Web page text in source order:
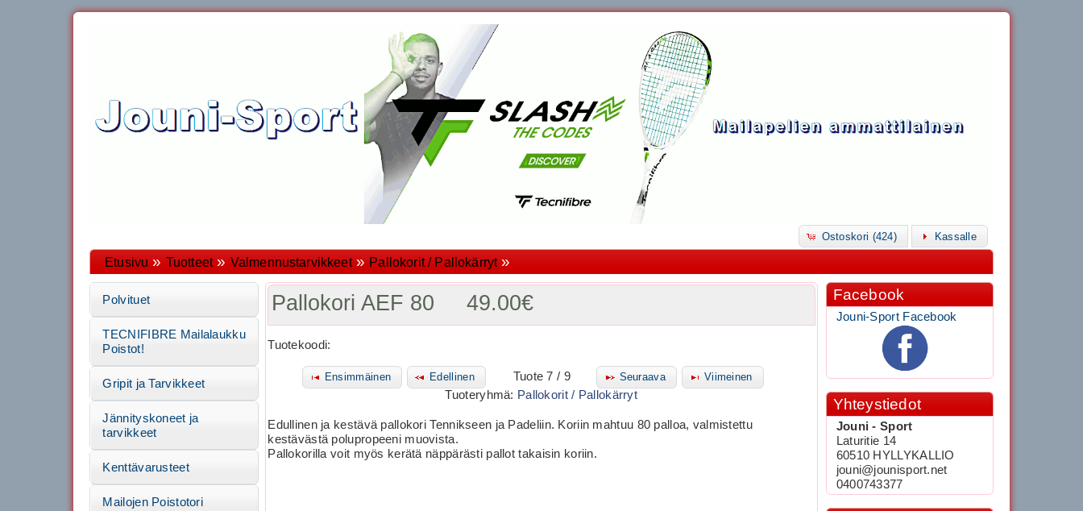
Ostoskori (424) Kassalle
Etusivu » Tuotteet» Valmennustarvikkeet» Pallokorit / Pallokärryt»
Pallokori AEF 80 49.00€
Tuotekoodi:
Ensimmäinen Edellinen Tuote 7 / 9 Seuraava Viimeinen
Tuoteryhmä: Pallokorit / Pallokärryt
Edullinen ja kestävä pallokori Tennikseen ja Padeliin. Koriin mahtuu 80 palloa, valmistettu
kestävästä polupropeeni muovista.
Pallokorilla voit myös kerätä näppärästi pallot takaisin koriin.
Polvituet
TECNIFIBRE Mailalaukku
Poistot!
Gripit ja Tarvikkeet
Jännityskoneet ja
tarvikkeet
Kenttävarusteet
Mailojen Poistotori
Facebook
Jouni-Sport Facebook
Yhteystiedot
Jouni - Sport
Laturitie 14
60510 HYLLYKALLIO
jouni@jounisport.net
0400743377